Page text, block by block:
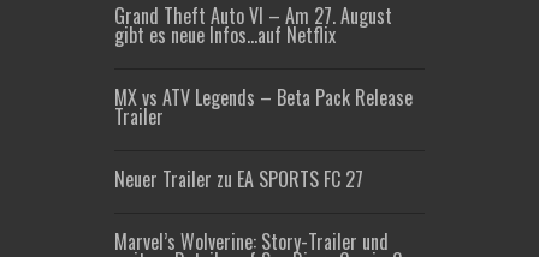
Grand Theft Auto VI – Am 27. August
gibt es neue Infos…auf Netflix
MX vs ATV Legends – Beta Pack Release
Trailer
Neuer Trailer zu EA SPORTS FC 27
Marvel’s Wolverine: Story-Trailer und